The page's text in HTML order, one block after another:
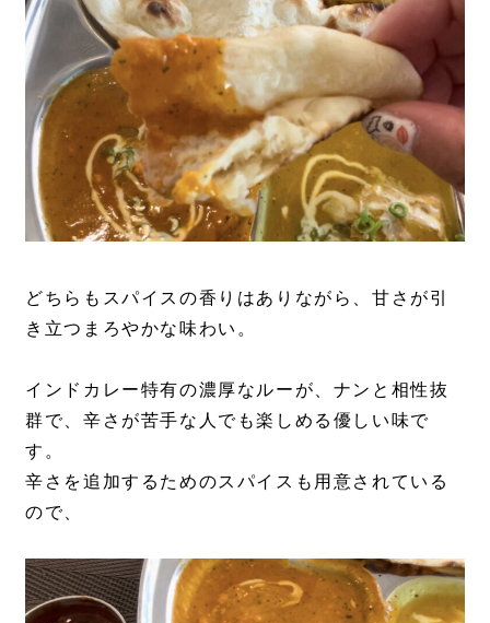
どちらもスパイスの香りはありながら、甘さが引
き立つまろやかな味わい。
インドカレー特有の濃厚なルーが、ナンと相性抜
群で、辛さが苦手な人でも楽しめる優しい味で
す。
辛さを追加するためのスパイスも用意されている
ので、